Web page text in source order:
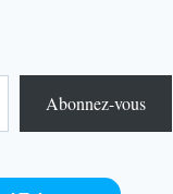
Abonnez-vous